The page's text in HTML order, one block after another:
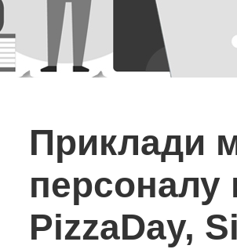
Приклади
персоналу
PizzaDay,